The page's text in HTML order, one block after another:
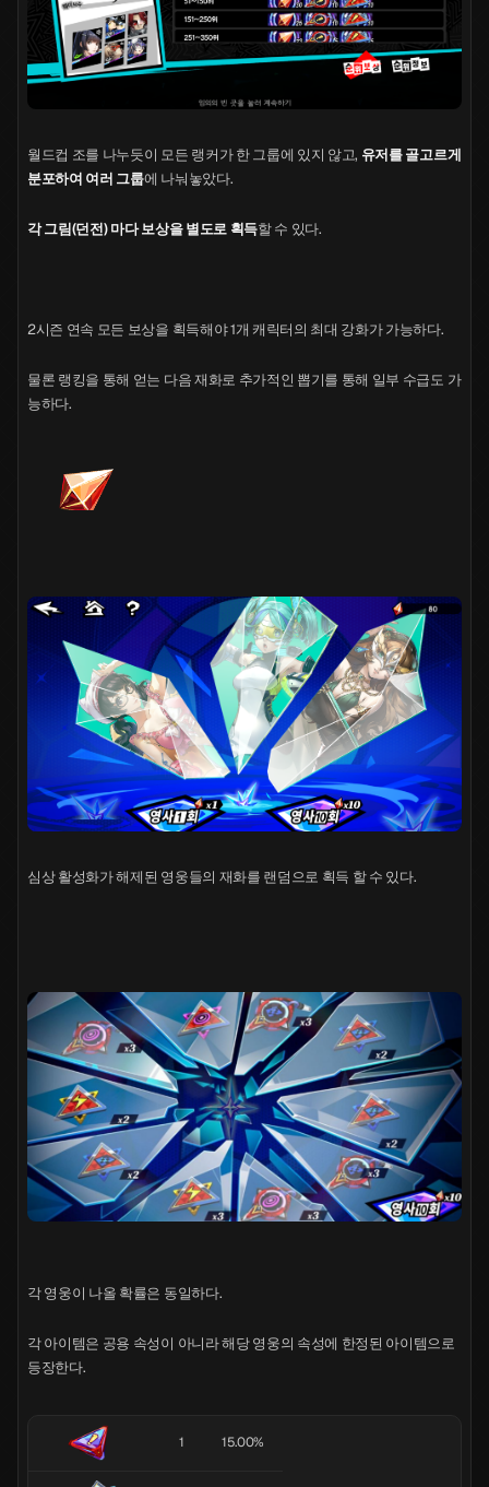
월드컵 조를 나누듯이 모든 랭커가 한 그룹에 있지 않고, 유저를 골고르게
분포하여 여러 그룹에 나눠놓았다.
각 그림(던전) 마다 보상을 별도로 획득할 수 있다.
2시즌 연속 모든 보상을 획득해야 1개 캐릭터의 최대 강화가 가능하다.
물론 랭킹을 통해 얻는 다음 재화로 추가적인 뽑기를 통해 일부 수급도 가
능하다.
심상 활성화가 해제된 영웅들의 재화를 랜덤으로 획득 할 수 있다.
각 영웅이 나올 확률은 동일하다.
각 아이템은 공용 속성이 아니라 해당 영웅의 속성에 한정된 아이템으로
등장한다.
1 15.00%